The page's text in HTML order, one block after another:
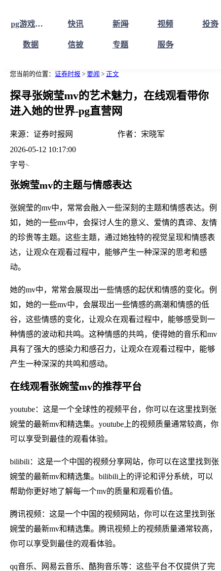
pg游戏库最新版本首页 快讯 新闻 视频 投资
数据 信披 专题 服务
您当前的位置： 证券时报 > 要闻 > 正文
探寻张婉莹mv的艺术魅力，在线观看带你
进入她的世界-pg直营网
来源： 证券时报网 作者： 宋晓军
2026-05-12 10:17:00
字号
张婉莹mv的主题与情感表达
张婉莹的mv中，常常会融入一些深刻的主题和情感表达。例
如，她的一些mv中，会探讨人生的意义、爱情的真谛、友情
的珍贵等主题。这些主题，通过她独特的视觉呈现和情感表
达，让观众在观看过程中，能够产生一种深深的思考和感
动。
她的mv中，常常会展现出一些情感的起伏和情感的变化。例
如，她的一些mv中，会展现出一些情感的高潮和情感的低
谷，这些情感的变化，让观众在观看过程中，能够感受到一
种情感的波动和共鸣。这种情感的共鸣，使得她的音乐和mv
具有了强大的感染力和感召力，让观众在观看过程中，能够
产生一种深深的共鸣和感动。
在线观看张婉莹mv的推荐平台
youtube：这是一个全球性的视频平台，你可以在这里找到张
婉莹的最新mv和精选集。youtube上的视频质量通常较高，你
可以享受到最佳的观看体验。
bilibili：这是一个中国的视频分享网站，你可以在这里找到张
婉莹的最新mv和精选集。bilibili上的评论和评分系统，可以
帮助你更好地了解每一个mv的质量和观看价值。
腾讯视频：这是一个中国的视频网站，你可以在这里找到张
婉莹的最新mv和精选集。腾讯视频上的视频质量通常较高，
你可以享受到最佳的观看体验。
qq音乐、网易云音乐、酷狗音乐等：这些平台不仅提供了完